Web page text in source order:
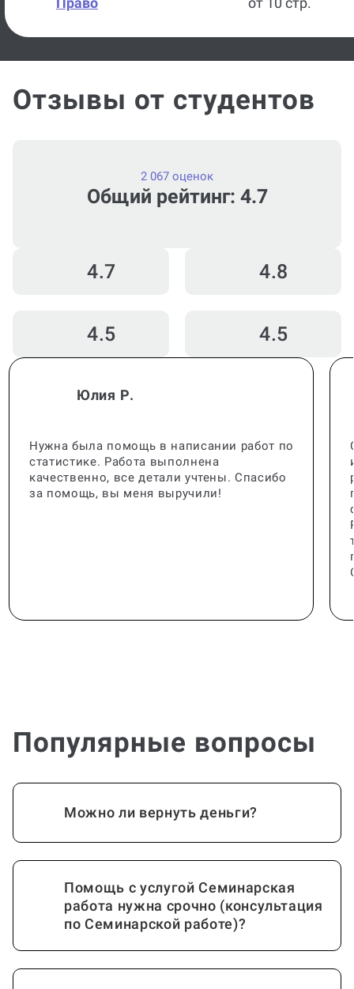
Отзывы от студентов
Общий рейтинг: 4.7
2 067 оценок
4.7 4.8
4.5 4.5
Юлия Р.
Нужна была помощь в написании работ по
статистике. Работа выполнена
качественно, все детали учтены. Спасибо
за помощь, вы меня выручили!
Популярные вопросы
Можно ли вернуть деньги?
Помощь с услугой Семинарская
работа нужна срочно (консультация
по Семинарской работе)?